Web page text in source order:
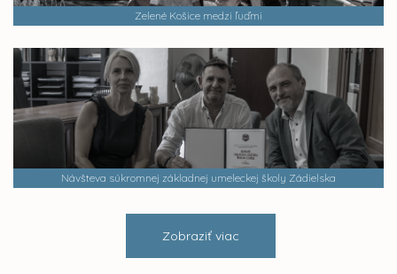
Zelené Košice medzi ľuďmi
Návšteva súkromnej základnej umeleckej školy Zádielska
Zobraziť viac